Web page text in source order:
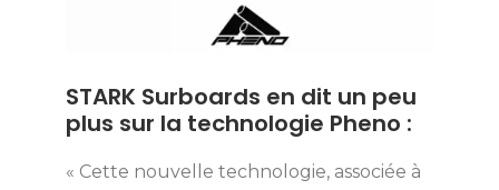
STARK Surboards en dit un peu
plus sur la technologie Pheno :
« Cette nouvelle technologie, associée à